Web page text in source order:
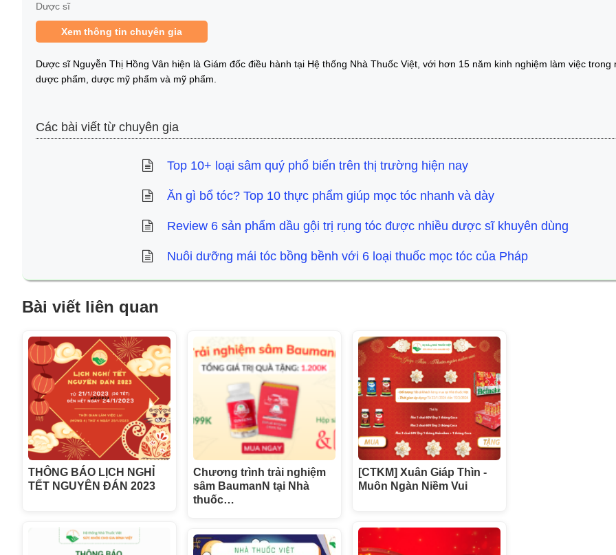
Dược sĩ
Xem thông tin chuyên gia
Dược sĩ Nguyễn Thị Hồng Vân hiện là Giám đốc điều hành tại Hệ thống Nhà Thuốc Việt, với hơn 15 năm kinh nghiệm làm việc trong
dược phẩm, dược mỹ phẩm và mỹ phẩm.
Các bài viết từ chuyên gia
Top 10+ loại sâm quý phổ biến trên thị trường hiện nay
Ăn gì bổ tóc? Top 10 thực phẩm giúp mọc tóc nhanh và dày
Review 6 sản phẩm dầu gội trị rụng tóc được nhiều dược sĩ khuyên dùng
Nuôi dưỡng mái tóc bồng bềnh với 6 loại thuốc mọc tóc của Pháp
Bài viết liên quan
THÔNG BÁO LỊCH NGHỈ
TẾT NGUYÊN ĐÁN 2023
Chương trình trải nghiệm
sâm BaumanN tại Nhà
thuốc…
[CTKM] Xuân Giáp Thìn -
Muôn Ngàn Niềm Vui